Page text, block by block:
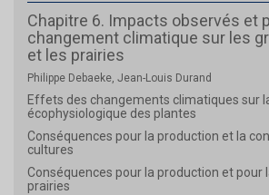
Chapitre 6. Impacts observés et
changement climatique sur les
et les prairies
Philippe Debaeke, Jean-Louis Durand
Effets des changements climatiques sur
écophysiologique des plantes
Conséquences pour la production et la
cultures
Conséquences pour la production et pour
prairies